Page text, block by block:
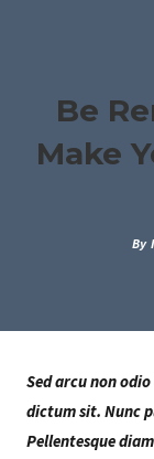
Be
Make
By
Sed arcu non
dictum sit. Nunc
Pellentesque